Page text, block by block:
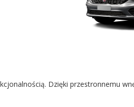
Dzięki przestronnemu